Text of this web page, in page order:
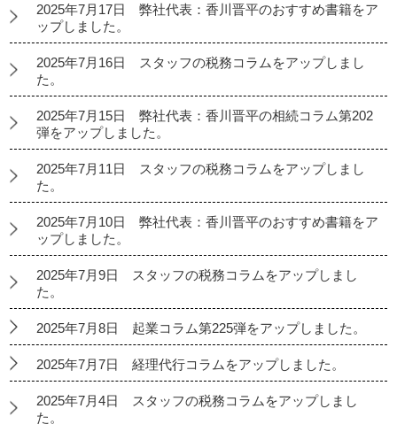
2025年7月17日 弊社代表：香川晋平のおすすめ書籍をア
ップしました。
2025年7月16日 スタッフの税務コラムをアップしまし
た。
2025年7月15日 弊社代表：香川晋平の相続コラム第202
弾をアップしました。
2025年7月11日 スタッフの税務コラムをアップしまし
た。
2025年7月10日 弊社代表：香川晋平のおすすめ書籍をア
ップしました。
2025年7月9日 スタッフの税務コラムをアップしまし
た。
2025年7月8日 起業コラム第225弾をアップしました。
2025年7月7日 経理代行コラムをアップしました。
2025年7月4日 スタッフの税務コラムをアップしまし
た。